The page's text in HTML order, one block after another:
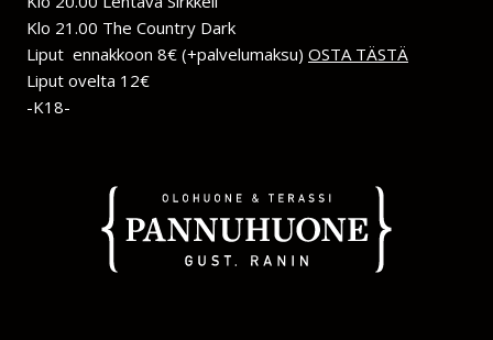
Klo 21.00 The Country Dark
Liput ennakkoon 8€ (+palvelumaksu) OSTA TÄSTÄ
Liput ovelta 12€
-K18-